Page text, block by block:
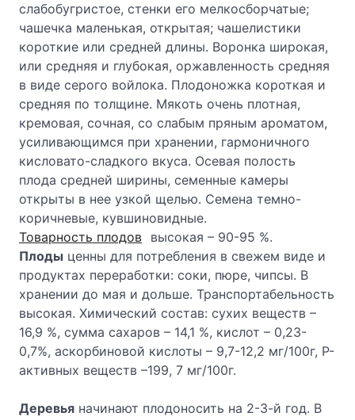
слабобугристое, стенки его мелкосборчатые;
чашечка маленькая, открытая; чашелистики
короткие или средней длины. Воронка широкая,
или средняя и глубокая, оржавленность средняя
в виде серого войлока. Плодоножка короткая и
средняя по толщине. Мякоть очень плотная,
кремовая, сочная, со слабым пряным ароматом,
усиливающимся при хранении, гармоничного
кисловато-сладкого вкуса. Осевая полость
плода средней ширины, семенные камеры
открыты в нее узкой щелью. Семена темно-
коричневые, кувшиновидные.
Товарность плодов высокая – 90-95 %.
Плоды ценны для потребления в свежем виде и
продуктах переработки: соки, пюре, чипсы. В
хранении до мая и дольше. Транспортабельность
высокая. Химический состав: сухих веществ –
16,9 %, сумма сахаров – 14,1 %, кислот – 0,23-
0,7%, аскорбиновой кислоты – 9,7-12,2 мг/100г, Р-
активных веществ –199, 7 мг/100г.
Деревья начинают плодоносить на 2-3-й год. В